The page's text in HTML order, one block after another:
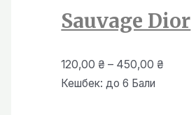
Sauvage Dior
120,00₴ – 450,00₴
Кешбек: до 6 Бали